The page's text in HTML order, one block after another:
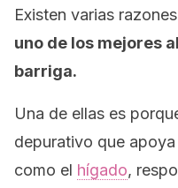
Existen varias
uno de los mejores
barriga.
Una de ellas es
depurativo que
como el hígado,